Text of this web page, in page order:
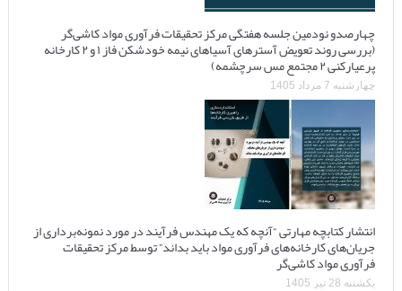
چهارصدو نودمین جلسه هفتگی مرکز تحقیقات فرآوری مواد کاشی‌گر
(بررسی روند تعویض آسترهای آسیاهای نیمه خودشکن فاز ۱ و ۲ کارخانه
پرعیارکنی ۲ مجتمع مس سرچشمه)
چهارشنبه 7 مرداد 1405
انتشار کتابچه مهارتی “آنچه که یک مهندس فرآیند در مورد نمونه‌برداری از
جریان‌های کارخانه‌های فرآوری مواد باید بداند” توسط مرکز تحقیقات
فرآوری مواد کاشی‌گر
یکشنبه 28 تیر 1405